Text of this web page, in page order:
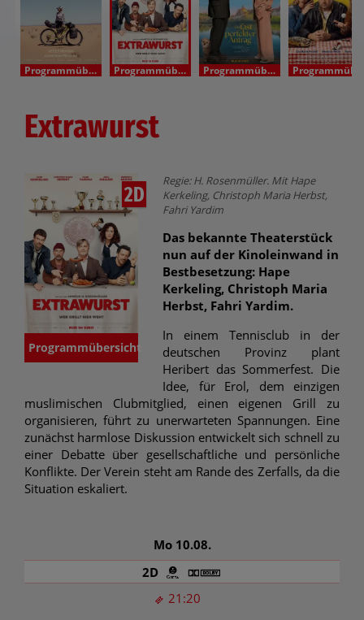
Programmübersicht Programmübersicht Programmübersicht
Extrawurst
2D
Programmübersicht
Regie: H. Rosenmüller. Mit Hape
Kerkeling, Christoph Maria Herbst,
Fahri Yardim
Das bekannte Theaterstück
nun auf der Kinoleinwand in
Bestbesetzung: Hape
Kerkeling, Christoph Maria
Herbst, Fahri Yardim.
In einem Tennisclub in der
deutschen Provinz plant
Heribert das Sommerfest. Die
Idee, für Erol, dem einzigen
muslimischen Clubmitglied, einen eigenen Grill zu
organisieren, führt zu unerwarteten Spannungen. Eine
zunächst harmlose Diskussion entwickelt sich schnell zu
einer Debatte über gesellschaftliche und persönliche
Konflikte. Der Verein steht am Rande des Zerfalls, da die
Situation eskaliert.
Mo 10.08.
21:20
2D